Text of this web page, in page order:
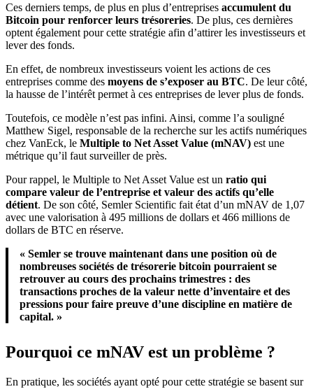
Ces derniers temps, de plus en plus d’entreprises accumulent du
Bitcoin pour renforcer leurs trésoreries. De plus, ces dernières
optent également pour cette stratégie afin d’attirer les investisseurs et
lever des fonds.
En effet, de nombreux investisseurs voient les actions de ces
entreprises comme des moyens de s’exposer au BTC. De leur côté,
la hausse de l’intérêt permet à ces entreprises de lever plus de fonds.
Toutefois, ce modèle n’est pas infini. Ainsi, comme l’a souligné
Matthew Sigel, responsable de la recherche sur les actifs numériques
chez VanEck, le Multiple to Net Asset Value (mNAV) est une
métrique qu’il faut surveiller de près.
Pour rappel, le Multiple to Net Asset Value est un ratio qui
compare valeur de l’entreprise et valeur des actifs qu’elle
détient. De son côté, Semler Scientific fait état d’un mNAV de 1,07
avec une valorisation à 495 millions de dollars et 466 millions de
dollars de BTC en réserve.
« Semler se trouve maintenant dans une position où de
nombreuses sociétés de trésorerie bitcoin pourraient se
retrouver au cours des prochains trimestres : des
transactions proches de la valeur nette d’inventaire et des
pressions pour faire preuve d’une discipline en matière de
capital. »
Pourquoi ce mNAV est un problème ?
En pratique, les sociétés ayant opté pour cette stratégie se basent sur